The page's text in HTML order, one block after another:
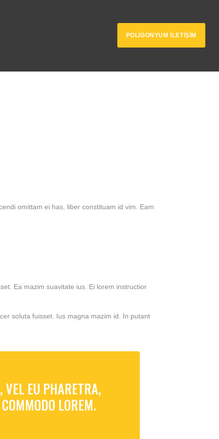
POLİGONYUM İLETİŞİM
omittam ei has, liber constituam id vim. Eam
Ea mazim suavitate ius. Ei lorem instructior
soluta fuisset. Ius magna mazim id. In putant
EU PHARETRA,
LOREM.